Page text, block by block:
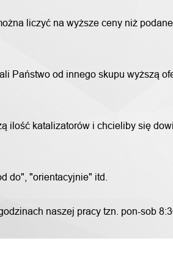
liczyć na wyższe ceny niż
Państwo od innego skupu wyższą
ilość katalizatorów i chcieliby się
do", "orientacyjnie" itd.
naszej pracy tzn. pon-sob